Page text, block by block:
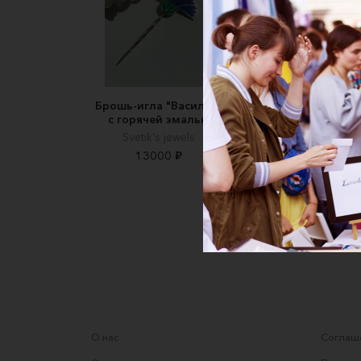
Брошь-игла "Василёк"
с горячей эмалью
Svetik's jewels
13000 ₽
Брошь-булавка с
жемчугом
булавка с
фриволите
Лунное
кружево/
украшения
4000 ₽
О нас